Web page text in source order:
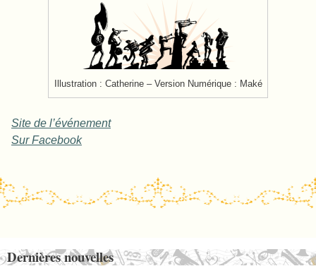
Illustration : Catherine – Version Numérique : Maké
Site de l’événement
Sur Facebook
Post navigation
Dernières nouvelles